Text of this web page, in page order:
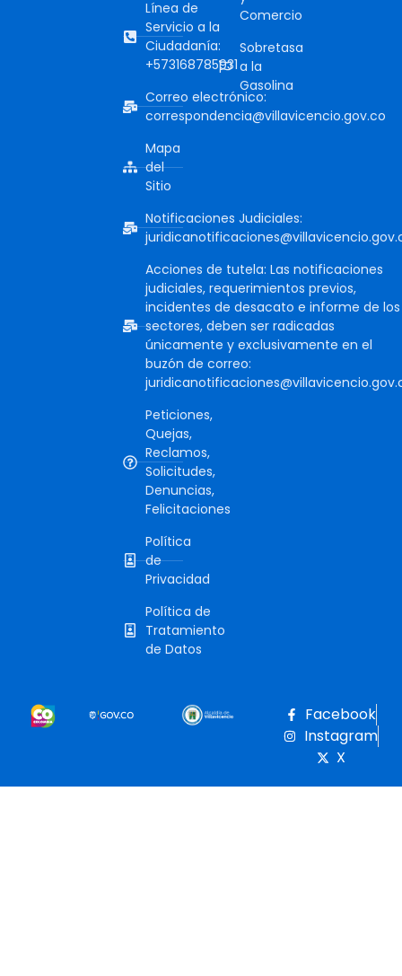
Línea de
Servicio a la
Ciudadanía:
+573168785931
Correo electrónico:
correspondencia@villavicencio.gov.co
Mapa
del
Sitio
Notificaciones Judiciales:
Acciones de tutela: Las notificaciones
judiciales, requerimientos previos,
incidentes de desacato e informe de los
sectores, deben ser radicadas
únicamente y exclusivamente en el
buzón de correo:
Peticiones,
Quejas,
Reclamos,
Solicitudes,
Denuncias,
Felicitaciones
Política
de
Privacidad
Política de
Tratamiento
de Datos
Comercio
Sobretasa
a la
Gasolina
Facebook
Instagram
X